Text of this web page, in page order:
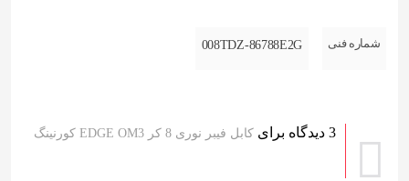
شماره فنی 008TDZ-86788E2G
3 دیدگاه برای کابل فیبر نوری 8 کر EDGE OM3 کورنینگ